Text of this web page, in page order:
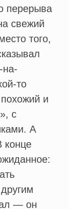
перерыва
свежий
того,
то
и
с
А
конце
— он